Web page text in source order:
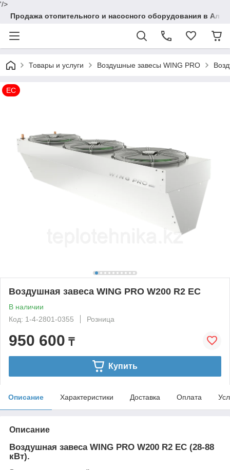
'/>
Продажа отопительного и насосного оборудования в
Товары и услуги Воздушные завесы WING PRO
EC
Воздушная завеса WING PRO W200 R2 EC
В наличии
Код: 1-4-2801-0355
Розница
950 600 ₸
Купить
Описание Характеристики Доставка Оплата
Описание
Воздушная завеса WING PRO W200 R2 EC (28-88
кВт).